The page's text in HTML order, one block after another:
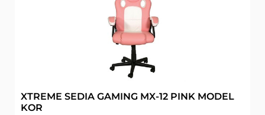
XTREME SEDIA GAMING MX-12 PINK MODEL
KOR